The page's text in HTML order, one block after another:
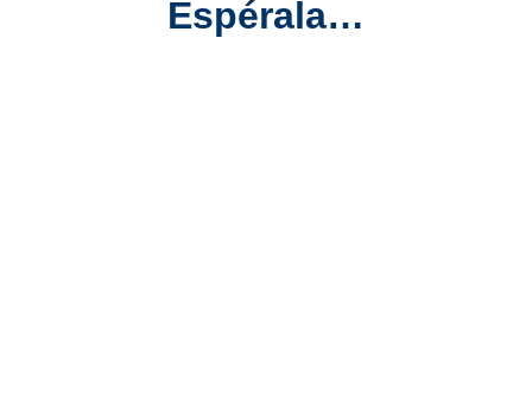
Espérala…